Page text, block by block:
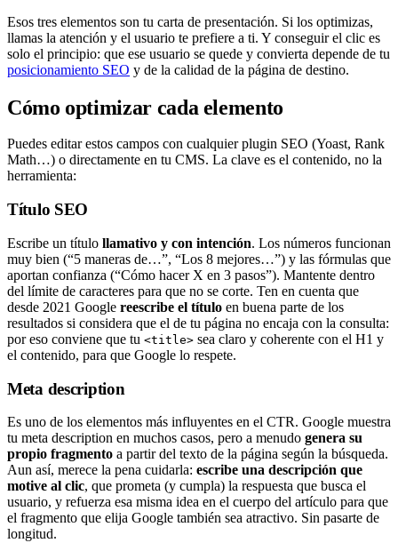
Esos tres elementos son tu carta de presentación. Si los optimizas,
llamas la atención y el usuario te prefiere a ti. Y conseguir el clic es
solo el principio: que ese usuario se quede y convierta depende de tu
posicionamiento SEO y de la calidad de la página de destino.
Cómo optimizar cada elemento
Puedes editar estos campos con cualquier plugin SEO (Yoast, Rank
Math…) o directamente en tu CMS. La clave es el contenido, no la
herramienta:
Título SEO
Escribe un título llamativo y con intención. Los números funcionan
muy bien (“5 maneras de…”, “Los 8 mejores…”) y las fórmulas que
aportan confianza (“Cómo hacer X en 3 pasos”). Mantente dentro
del límite de caracteres para que no se corte. Ten en cuenta que
desde 2021 Google reescribe el título en buena parte de los
resultados si considera que el de tu página no encaja con la consulta:
por eso conviene que tu <title> sea claro y coherente con el H1 y
el contenido, para que Google lo respete.
Meta description
Es uno de los elementos más influyentes en el CTR. Google muestra
tu meta description en muchos casos, pero a menudo genera su
propio fragmento a partir del texto de la página según la búsqueda.
Aun así, merece la pena cuidarla: escribe una descripción que
motive al clic, que prometa (y cumpla) la respuesta que busca el
usuario, y refuerza esa misma idea en el cuerpo del artículo para que
el fragmento que elija Google también sea atractivo. Sin pasarte de
longitud.